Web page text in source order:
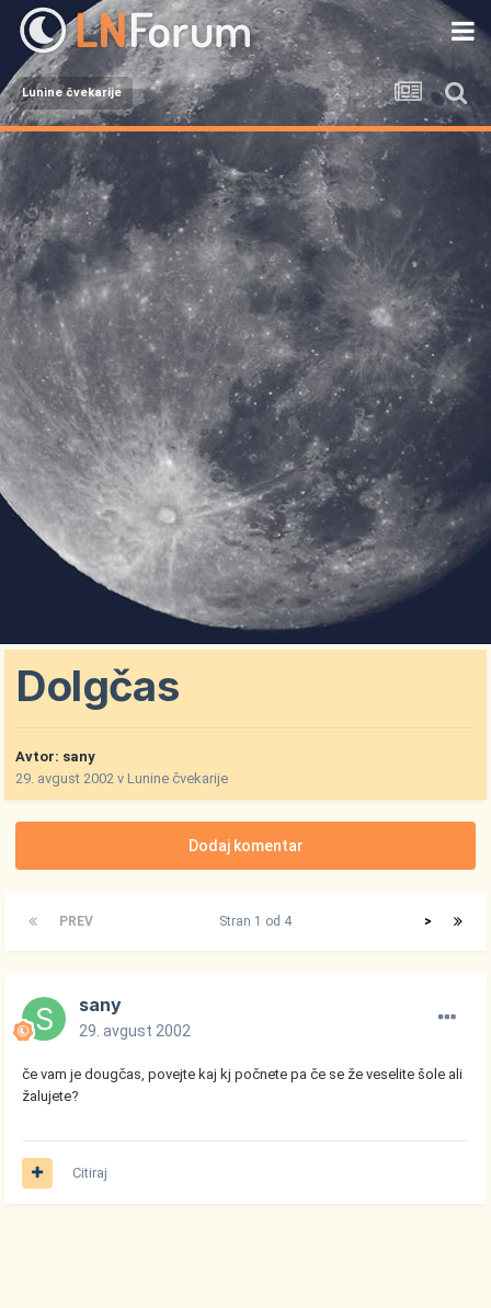
Lunine čvekarije
Dolgčas
Avtor: sany
29. avgust 2002 vLunine čvekarije
Dodaj komentar
PREV >
Stran 1 od 4
sany
29. avgust 2002
če vam je dougčas, povejte kaj kj počnete pa če se že veselite šole ali
žalujete?
Citiraj